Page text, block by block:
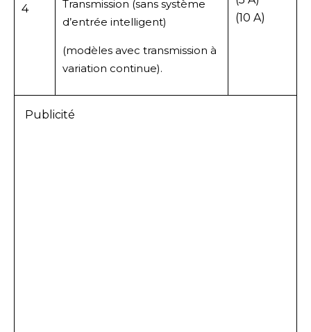
4
Transmission (sans système
d’entrée intelligent)
(modèles avec transmission à
variation continue).
(10 A)
Publicité